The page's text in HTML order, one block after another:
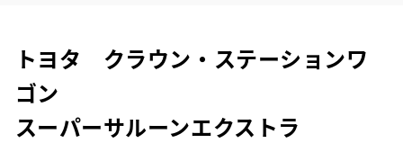
トヨタ クラウン・ステーションワ
ゴン
スーパーサルーンエクストラ